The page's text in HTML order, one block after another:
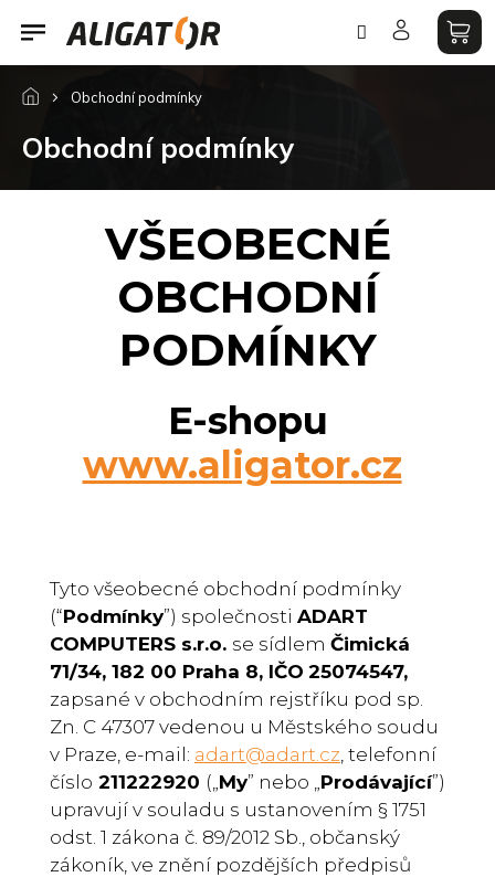
Ugrás
fő
tartalomhoz
Obchodní podmínky
Obchodní podmínky
VŠEOBECNÉ
OBCHODNÍ
PODMÍNKY
E-shopu
www.aligator.cz
Tyto všeobecné obchodní podmínky
(“Podmínky”) společnosti ADART
COMPUTERS s.r.o. se sídlem Čimická
71/34, 182 00 Praha 8, IČO 25074547,
zapsané v obchodním rejstříku pod sp.
Zn. C 47307 vedenou u Městského soudu
v Praze, e-mail: adart@adart.cz, telefonní
číslo 211222920 („My” nebo „Prodávající”)
upravují v souladu s ustanovením § 1751
odst. 1 zákona č. 89/2012 Sb., občanský
zákoník, ve znění pozdějších předpisů